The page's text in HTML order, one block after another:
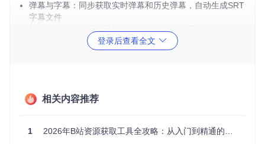
弹幕与字幕：同步获取实时弹幕和历史弹幕，自动生成SRT
字幕文件
载
登录后查看全文
相关内容推荐
1 2026年B站资源获取工具全攻略：从入门到精通的高效下载方案